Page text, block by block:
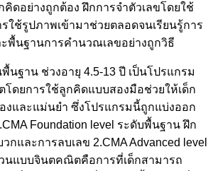
ดอย่างถูกต้อง ฝึกการจำตัวเลขโดยใช้
ใช้รูปภาพเข้ามาช่วยตลอดจนเรียนรู้การ
พื้นฐานการคำนวณเลขอย่างถูกวิธี
ฐาน ช่วงอายุ 4.5-13 ปี เป็นโปรแกรม
ดยการใช้ลูกคิดแบบสองมือช่วยให้เด็ก
งและแม่นยำ ซึ่งโปรแกรมนี้ถูกแบ่งออก
Foundation level ระดับพื้นฐาน ฝึก
กและการลบเลข 2.CMA Advanced level
นแบบจินตคณิตคือการที่เด็กสามารถ